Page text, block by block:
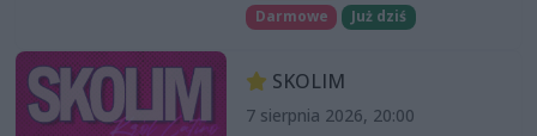
Darmowe
Już dziś
SKOLIM
7 sierpnia 2026, 20:00